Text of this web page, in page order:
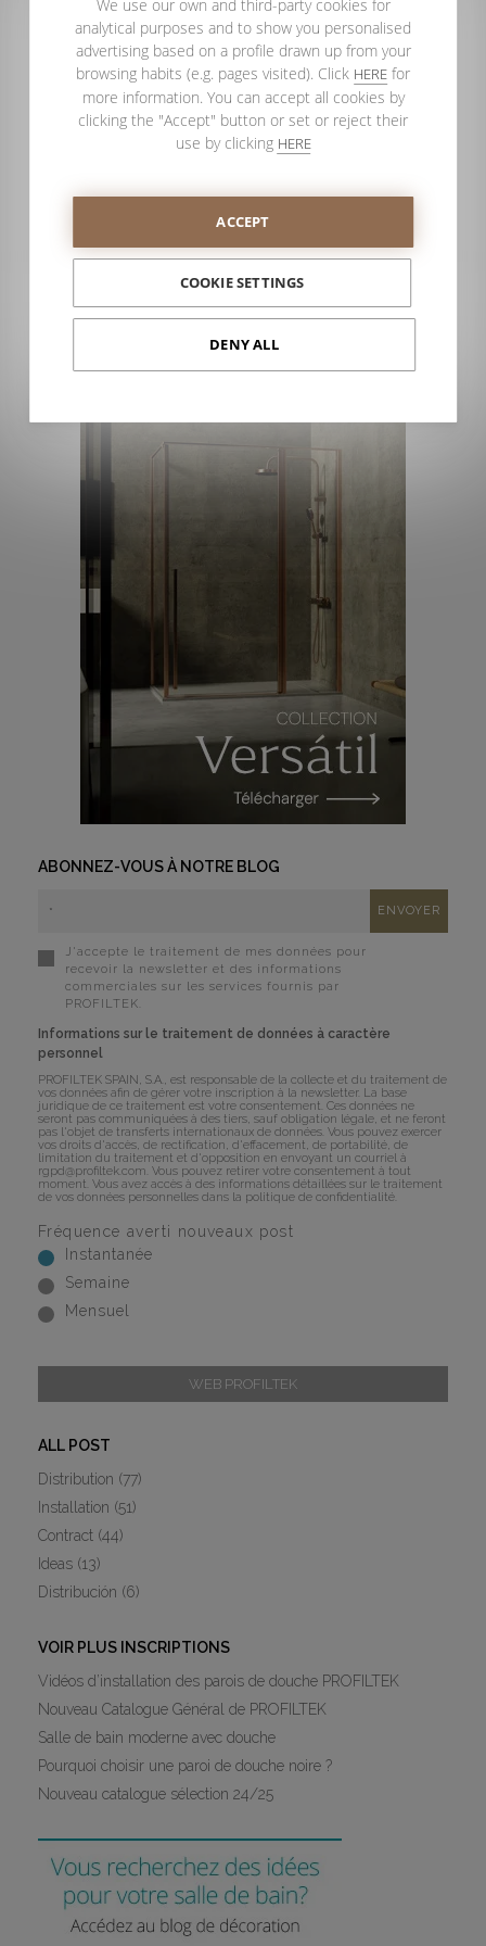
Les possibilités sont infinies: depuis la personnalisation de
toutes les parois de douche et de bain d’un hôtel avec son
logotype, jusqu’à l’impression de tout type d’image sur des
portes, des vitrages de séparation… Mais que faisons-nous ?
La créativité doit vous appartenir, celle de votre projet
ambitieux que nous pouvons transformer en réalité.
ABONNEZ-VOUS À NOTRE BLOG
J'accepte le traitement de mes données pour
recevoir la newsletter et des informations
commerciales sur les services fournis par
PROFILTEK.
Informations sur le traitement de données à caractère
personnel
PROFILTEK SPAIN, S.A., est responsable de la collecte et du traitement de
vos données afin de gérer votre inscription à la newsletter. La base
juridique de ce traitement est votre consentement. Ces données ne
seront pas communiquées à des tiers, sauf obligation légale, et ne feront
pas l'objet de transferts internationaux de données. Vous pouvez exercer
vos droits d'accès, de rectification, d'effacement, de portabilité, de
limitation du traitement et d'opposition en envoyant un courriel à
rgpd@profiltek.com . Vous pouvez retirer votre consentement à tout
moment. Vous avez accès à des informations détaillées sur le traitement
de vos données personnelles dans la politique de confidentialité
Fréquence averti nouveaux post
Instantanée
Semaine
Mensuel
WEB PROFILTEK
ALL POST
Distribution (77)
Installation (51)
Contract (44)
Ideas (13)
Distribución (6)
VOIR PLUS INSCRIPTIONS
Vidéos d’installation des parois de douche PROFILTEK
Nouveau Catalogue Général de PROFILTEK
Salle de bain moderne avec douche
Pourquoi choisir une paroi de douche noire ?
Nouveau catalogue sélection 24/25
We use our own and third-party cookies for
analytical purposes and to show you personalised
advertising based on a profile drawn up from your
browsing habits (e.g. pages visited). Click HERE for
more information. You can accept all cookies by
clicking the "Accept" button or set or reject their
use by clicking HERE
ACCEPT
COOKIE SETTINGS
DENY ALL